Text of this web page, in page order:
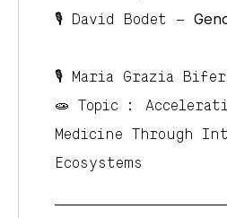
🎙️ David Bodet –
🎙️ Maria Grazia
🧫 Topic :
Medicine Through
Ecosystems